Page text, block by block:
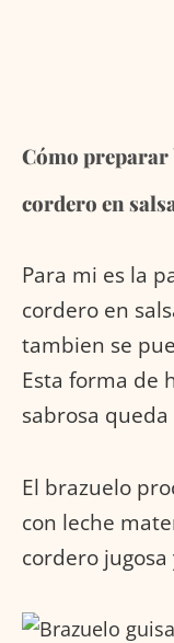
Cómo preparar
cordero en
Para mi es la
cordero en
tambien se
Esta forma de
sabrosa
El brazuelo
con leche
cordero